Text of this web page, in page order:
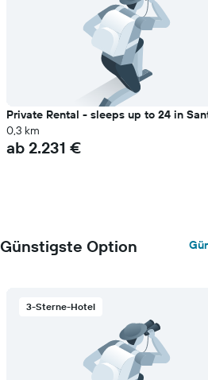
Private Rental - sleeps up to 24 in
0,3 km
ab 2.231 €
Günstigste Option
3-Sterne-Hotel